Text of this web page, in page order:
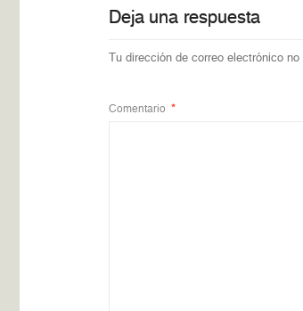
Deja una respuesta
Tu dirección de correo electrónico
Comentario *